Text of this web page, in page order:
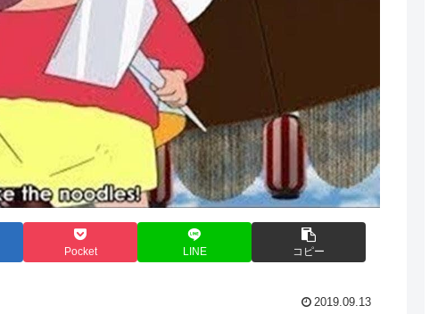
Pocket LINE コピー
2019.09.13